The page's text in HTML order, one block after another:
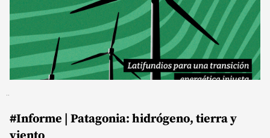
#Informe | Patagonia: hidrógeno, tierra y